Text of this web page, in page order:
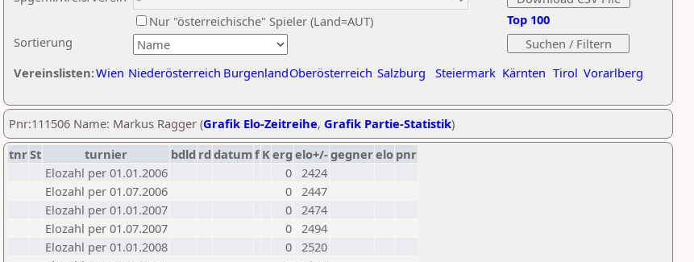
Sortierung
Nur "österreichische" Spieler (Land=AUT)
Vereinslisten:Wien Niederösterreich BurgenlandOberösterreich Salzburg Steiermark Kärnten Tirol Vorarlberg
Top 100
Pnr:111506 Name: Markus Ragger (Grafik Elo-Zeitreihe, Grafik Partie-Statistik)
tnrSt turnier bdld rd datumf Kerg elo+/-gegnerelo pnr
Elozahl per 01.01.2006
0 2424
Elozahl per 01.07.2006
0 2447
Elozahl per 01.01.2007
0 2474
Elozahl per 01.07.2007
0 2494
Elozahl per 01.01.2008
0 2520